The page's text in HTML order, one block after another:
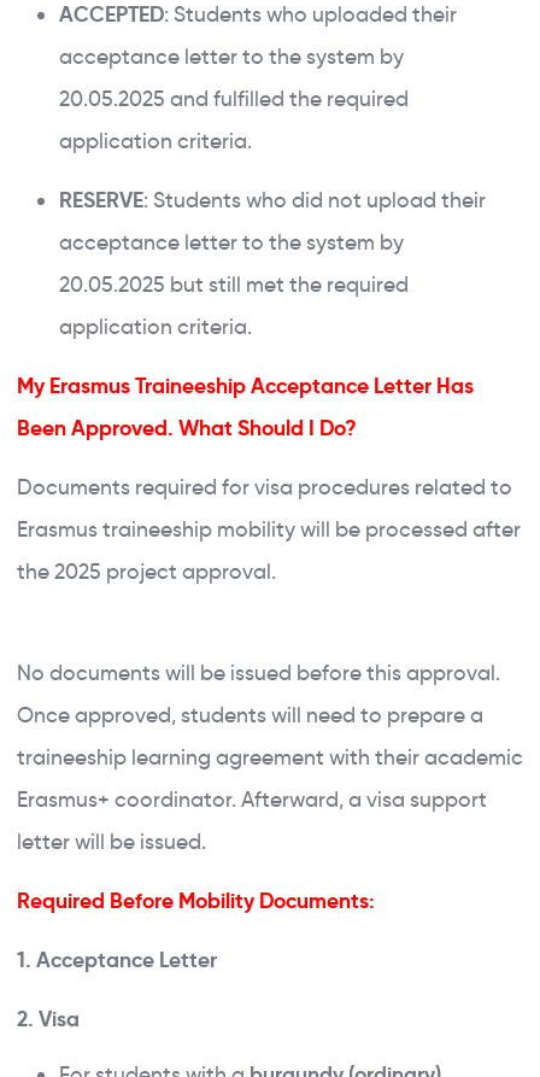
ACCEPTED: Students who uploaded their
acceptance letter to the system by
20.05.2025 and fulfilled the required
application criteria.
RESERVE: Students who did not upload their
acceptance letter to the system by
20.05.2025 but still met the required
application criteria.
My Erasmus Traineeship Acceptance Letter Has
Been Approved. What Should I Do?
Documents required for visa procedures related to
Erasmus traineeship mobility will be processed after
the 2025 project approval.
No documents will be issued before this approval.
Once approved, students will need to prepare a
traineeship learning agreement with their academic
Erasmus+ coordinator. Afterward, a visa support
letter will be issued.
Required Before Mobility Documents:
1. Acceptance Letter
2. Visa